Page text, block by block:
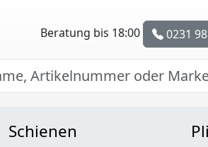
Beratung bis 18:00 0231
Schienen